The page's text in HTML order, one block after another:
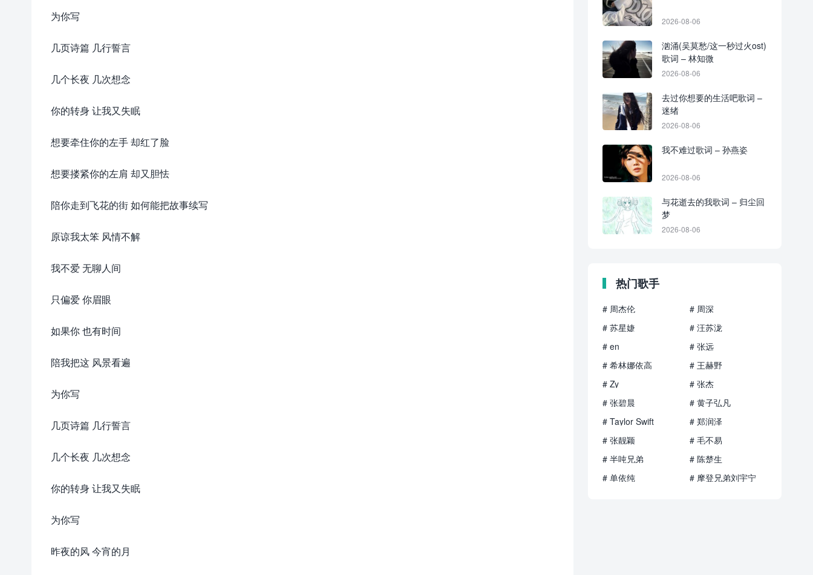
为你写
几页诗篇 几行誓言
几个长夜 几次想念
你的转身 让我又失眠
想要牵住你的左手 却红了脸
想要搂紧你的左肩 却又胆怯
陪你走到飞花的街 如何能把故事续写
原谅我太笨 风情不解
我不爱 无聊人间
只偏爱 你眉眼
如果你 也有时间
陪我把这 风景看遍
为你写
几页诗篇 几行誓言
几个长夜 几次想念
你的转身 让我又失眠
为你写
昨夜的风 今宵的月
2026-08-06
汹涌(吴莫愁/这一秒过火ost)
歌词 – 林知微
2026-08-06
去过你想要的生活吧歌词 –
迷绪
2026-08-06
我不难过歌词 – 孙燕姿
2026-08-06
与花逝去的我歌词 – 归尘回
梦
2026-08-06
热门歌手
# 周杰伦
# 周深
# 苏星婕
# 汪苏泷
# en
# 张远
# 希林娜依高
# 王赫野
# Zy
# 张杰
# 张碧晨
# 黄子弘凡
# Taylor Swift
# 郑润泽
# 张靓颖
# 毛不易
# 半吨兄弟
# 陈楚生
# 单依纯
# 摩登兄弟刘宇宁